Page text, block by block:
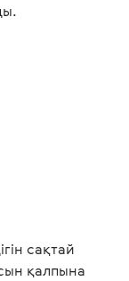
сақтай
қалпына